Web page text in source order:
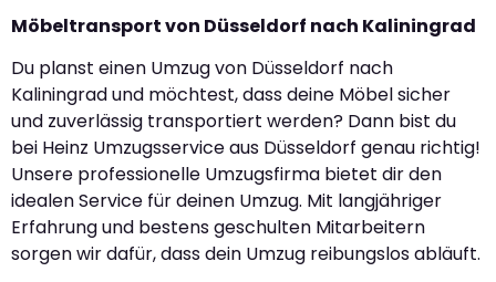
Möbeltransport von Düsseldorf nach Kaliningrad
Du planst einen Umzug von Düsseldorf nach
Kaliningrad und möchtest, dass deine Möbel sicher
und zuverlässig transportiert werden? Dann bist du
bei Heinz Umzugsservice aus Düsseldorf genau richtig!
Unsere professionelle Umzugsfirma bietet dir den
idealen Service für deinen Umzug. Mit langjähriger
Erfahrung und bestens geschulten Mitarbeitern
sorgen wir dafür, dass dein Umzug reibungslos abläuft.